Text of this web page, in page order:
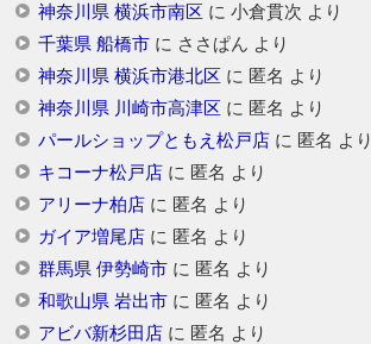
神奈川県 横浜市南区 に 小倉貫次 より
千葉県 船橋市に ささぱん より
神奈川県 横浜市港北区 に 匿名 より
神奈川県 川崎市高津区 に 匿名 より
パールショップともえ松戸店に 匿名 より
キコーナ松戸店に 匿名 より
アリーナ柏店に 匿名 より
ガイア増尾店に 匿名 より
群馬県 伊勢崎市に 匿名 より
和歌山県 岩出市に 匿名 より
アビバ新杉田店に 匿名 より